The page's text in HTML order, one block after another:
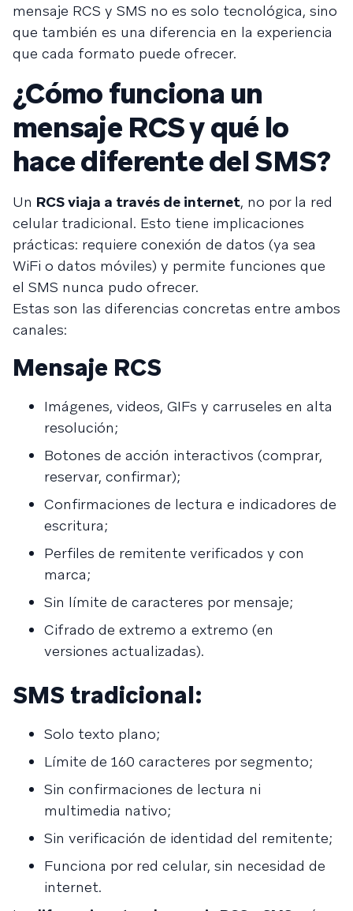
mensaje RCS y SMS no es solo tecnológica, sino
que también es una diferencia en la experiencia
que cada formato puede ofrecer.
¿Cómo funciona un
mensaje RCS y qué lo
hace diferente del SMS?
Un RCS viaja a través de internet, no por la red
celular tradicional. Esto tiene implicaciones
prácticas: requiere conexión de datos (ya sea
WiFi o datos móviles) y permite funciones que
el SMS nunca pudo ofrecer.
Estas son las diferencias concretas entre ambos
canales:
Mensaje RCS
Imágenes, videos, GIFs y carruseles en alta
resolución;
Botones de acción interactivos (comprar,
reservar, confirmar);
Confirmaciones de lectura e indicadores de
escritura;
Perfiles de remitente verificados y con
marca;
Sin límite de caracteres por mensaje;
Cifrado de extremo a extremo (en
versiones actualizadas).
SMS tradicional:
Solo texto plano;
Límite de 160 caracteres por segmento;
Sin confirmaciones de lectura ni
multimedia nativo;
Sin verificación de identidad del remitente;
Funciona por red celular, sin necesidad de
internet.